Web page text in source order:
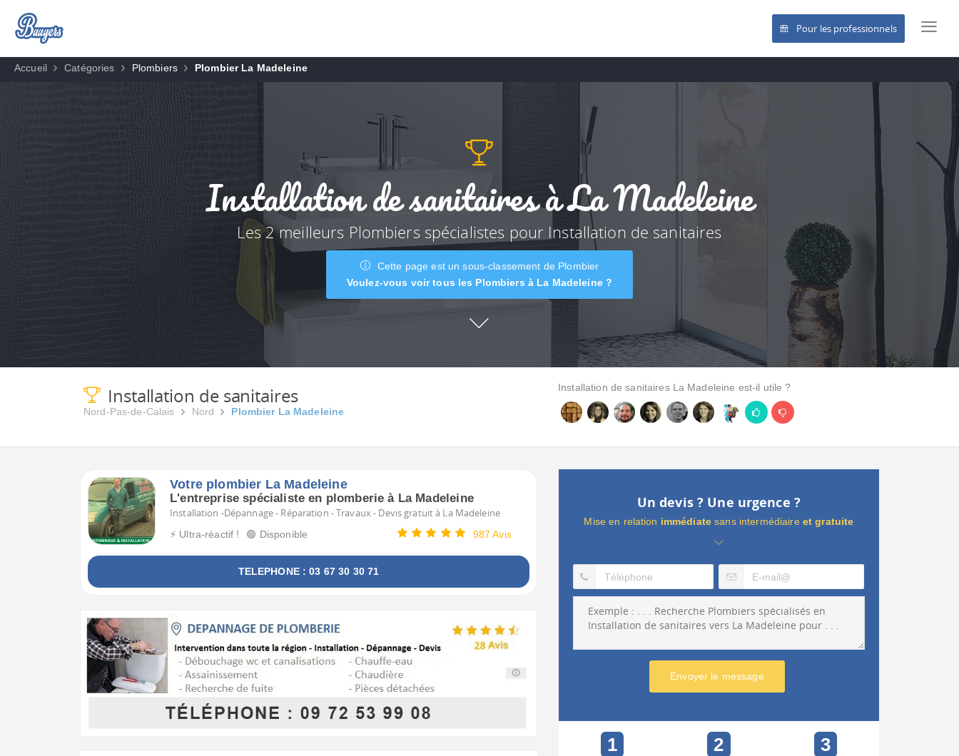
Pour les professionnels
Accueil Catégories Plombiers Plombier La Madeleine
Installation de sanitaires à La Madeleine
Les 2 meilleurs Plombiers spécialistes pour Installation de sanitaires
Cette page est un sous-classement de Plombier
Voulez-vous voir tous les Plombiers à La Madeleine ?
Installation de sanitaires
Nord-Pas-de-Calais Nord Plombier La Madeleine
Installation de sanitaires La Madeleine est-il utile ?
Votre plombier La Madeleine
L'entreprise spécialiste en plomberie à La Madeleine
Installation -Dépannage - Réparation - Travaux - Devis gratuit à La Madeleine
⚡ Ultra-réactif ! 🟢 Disponible 987 Avis
TELEPHONE : 03 67 30 30 71
Un devis ? Une urgence ?
Mise en relation immédiate sans intermédiaire et gratuite
Envoyer le message
1 2 3